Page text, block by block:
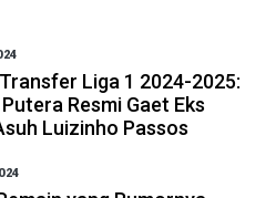
Liga 1 2024-2025:
Resmi Gaet Eks
Luizinho Passos